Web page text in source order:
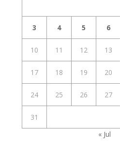
3 4 5 6
10 11 12 13
17 18 19 20
24 25 26 27
31
« Jul